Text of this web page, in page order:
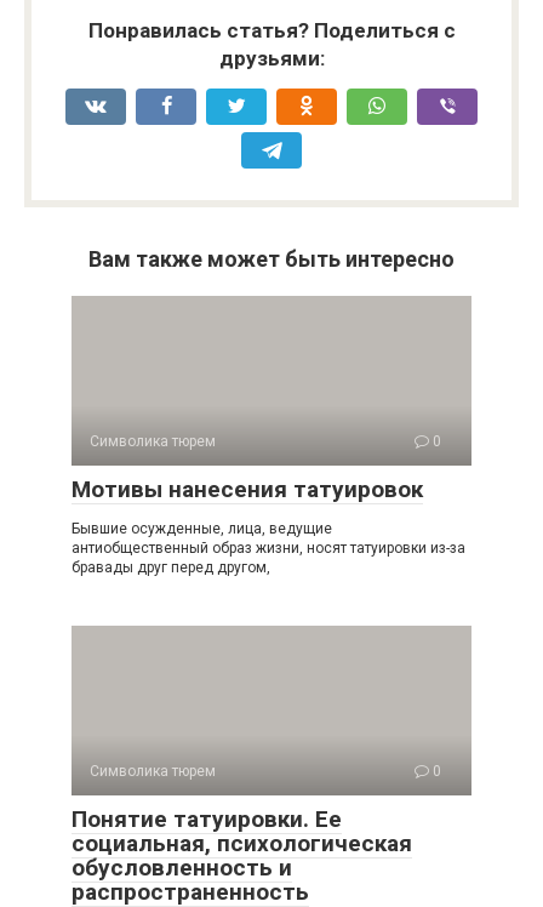
Понравилась статья? Поделиться с
друзьями:
Вам также может быть интересно
Символика тюрем 0
Мотивы нанесения татуировок
Бывшие осужденные, лица, ведущие
антиобщественный образ жизни, носят татуировки из-за
бравады друг перед другом,
Символика тюрем 0
Понятие татуировки. Ее
социальная, психологическая
обусловленность и
распространенность